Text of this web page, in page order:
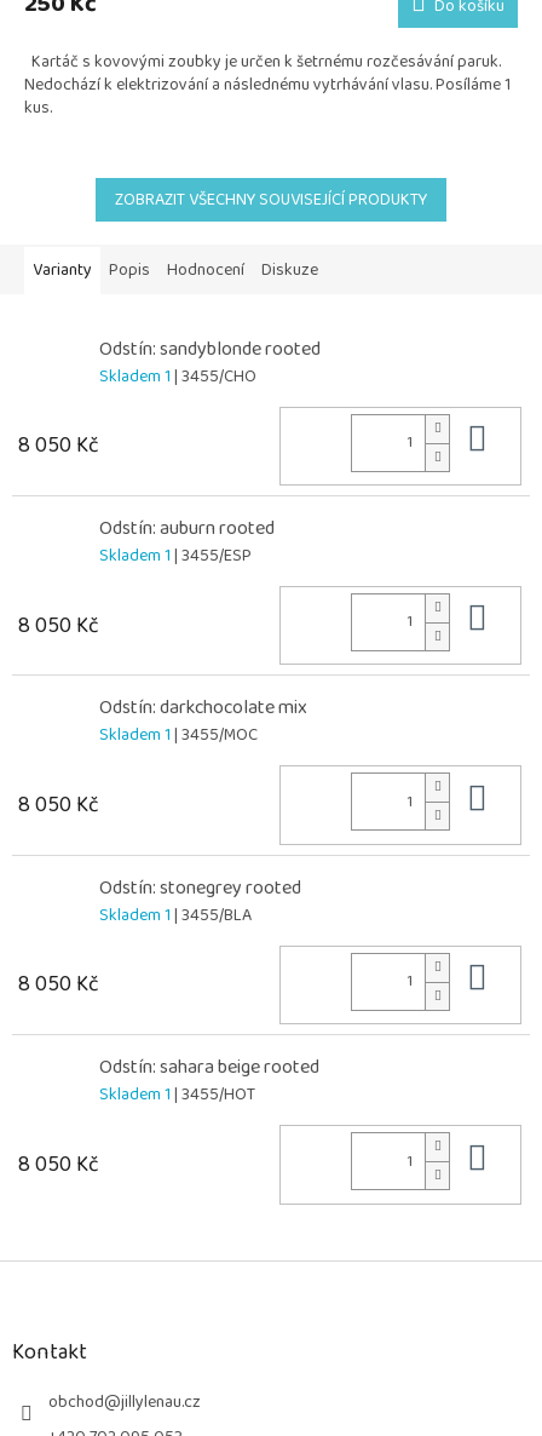
je
5
hvězdiček.
Do košíku
Kartáč s kovovými zoubky je určen k šetrnému rozčesávání paruk.
Nedochází k elektrizování a následnému vytrhávání vlasu. Posíláme 1
kus.
ZOBRAZIT VŠECHNY SOUVISEJÍCÍ PRODUKTY
Varianty Popis Hodnocení Diskuze
Odstín: sandyblonde rooted
Skladem 1| 3455/CHO
8 050 Kč
Odstín: auburn rooted
Skladem 1| 3455/ESP
8 050 Kč
Odstín: darkchocolate mix
Skladem 1| 3455/MOC
8 050 Kč
Odstín: stonegrey rooted
Skladem 1| 3455/BLA
8 050 Kč
Odstín: sahara beige rooted
Skladem 1| 3455/HOT
8 050 Kč
Z
Kontakt
obchod@jillylenau.cz